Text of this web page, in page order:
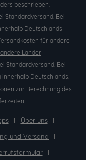
beschrieben.
Standardversand. Bei
Deutschlands
für andere
Länder
Standardversand. Bei
innerhalb Deutschlands.
zur Berechnung des
.
Über uns
und Versand